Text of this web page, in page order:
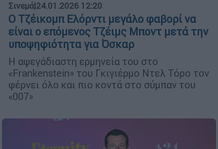
Σινεμά|24.01.2026 12:20
Ο Τζέικομπ Ελόρντι μεγάλο φαβορί να
είναι ο επόμενος Τζέιμς Μποντ μετά την
υποψηφιότητα για Όσκαρ
Η αψεγάδιαστη ερμηνεία του στο
«Frankenstein» του Γκιγιέρμο Ντελ Τόρο τον
φέρνει όλο και πιο κοντά στο σύμπαν του
«007»